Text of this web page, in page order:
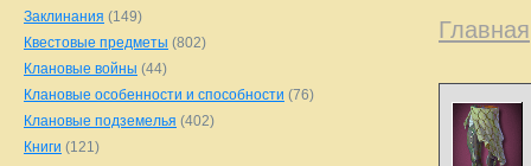
Главная
Заклинания (149)
Квестовые предметы (802)
Клановые войны (44)
Клановые особенности и способности (76)
Клановые подземелья (402)
Книги (121)